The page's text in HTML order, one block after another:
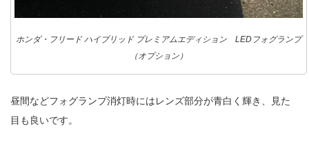
ホンダ・フリード ハイブリッド プレミアムエディション LEDフォグランプ
（オプション）
昼間などフォグランプ消灯時にはレンズ部分が青白く輝き、見た
目も良いです。